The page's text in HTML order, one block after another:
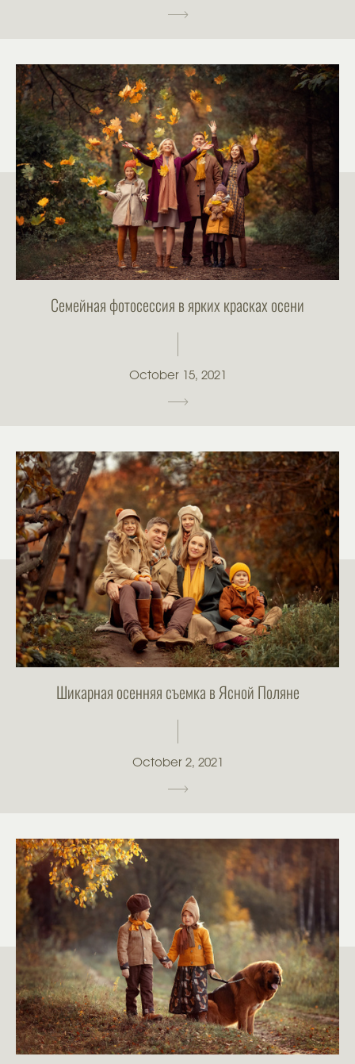
Семейная фотосессия в ярких красках осени
October 15, 2021
Шикарная осенняя съемка в Ясной Поляне
October 2, 2021